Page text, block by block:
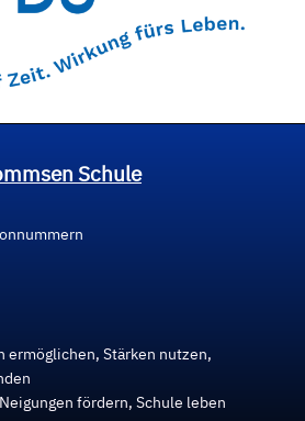
Schule
ermöglichen, Stärken nutzen,
fördern, Schule leben